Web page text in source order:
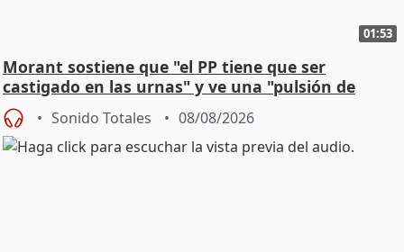
01:53
Morant sostiene que "el PP tiene que ser
castigado en las urnas" y ve una "pulsión de
cambio"
Sonido Totales 08/08/2026